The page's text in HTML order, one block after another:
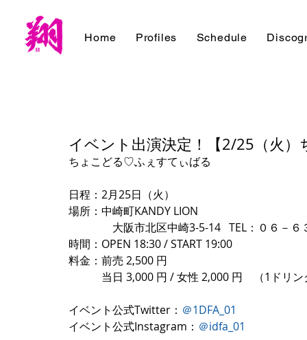
Home Profiles Schedule
イベント出演決定！【2/25（火
ちょこどる♡ふぇすてぃばる
日程：2月25日（火）
場所：中崎町KANDY LION
大阪市北区中崎3-5-14   TEL：０６－６
時間：OPEN 18:30 / START 19:00
料金：前売 2,500 円
当日 3,000 円 / 女性 2,000 円　（1ドリン
イベント公式Twitter： ＠1DFA_01
イベント公式Instagram： ＠idfa_01